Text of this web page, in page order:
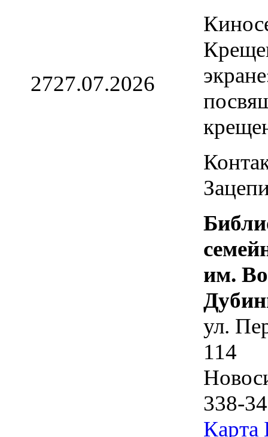
2727.07.2026
им.
ул.
114
338-
Карта